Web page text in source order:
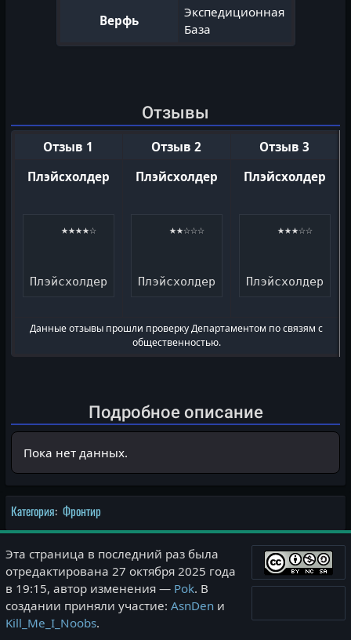
Верфь
Экспедиционная
База
Отзывы
Отзыв 1 Отзыв 2
Отзыв 3
Плэйсхолдер
   ★★★★☆
Плэйсхолдер
   ★★☆☆☆
Плэйсхолдер
   ★★★☆☆
Данные отзывы прошли проверку Департаментом по связям с
общественностью.
Подробное описание
Пока нет данных.
Категория: Фронтир
Эта страница в последний раз была
отредактирована 27 октября 2025 года
в 19:15, автор изменения — Pok. В
создании приняли участие: AsnDenи
Kill_Me_I_Noobs.